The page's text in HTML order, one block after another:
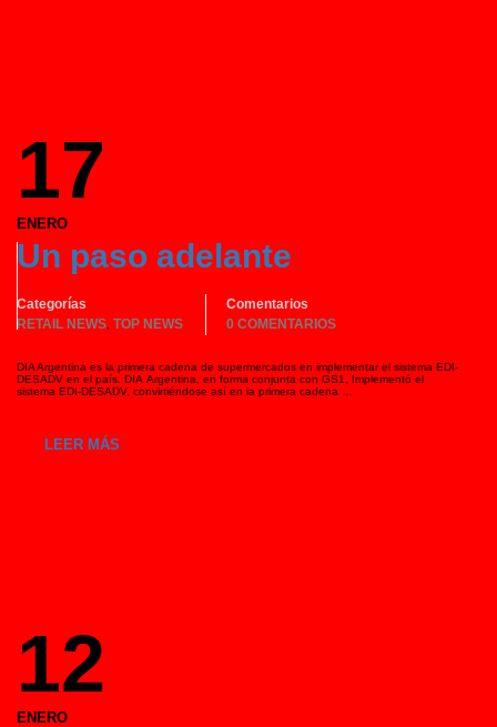
17
ENERO
Un paso adelante
Categorías
RETAIL NEWS TOP NEWS
Comentarios
0 COMENTARIOS
DIA Argentina es la primera cadena de supermercados en implementar el sistema EDI-
DESADV en el país. DIA Argentina, en forma conjunta con GS1, Implementó el
sistema EDI-DESADV, convirtiéndose así en la primera cadena …
LEER MÁS
12
ENERO